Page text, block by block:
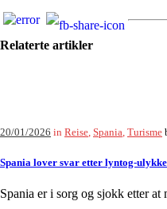
Relaterte artikler
20/01/2026 in Reise Spania Turisme
Spania lover svar etter lyntog-
Spania er i sorg og sjokk etter